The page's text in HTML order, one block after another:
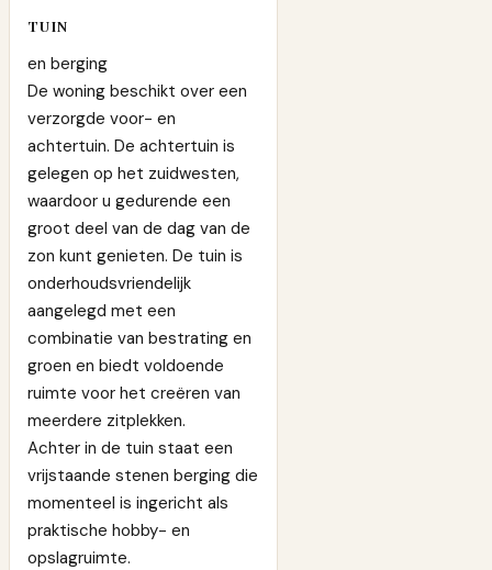
TUIN
en berging
De woning beschikt over een
verzorgde voor- en
achtertuin. De achtertuin is
gelegen op het zuidwesten,
waardoor u gedurende een
groot deel van de dag van de
zon kunt genieten. De tuin is
onderhoudsvriendelijk
aangelegd met een
combinatie van bestrating en
groen en biedt voldoende
ruimte voor het creëren van
meerdere zitplekken.
Achter in de tuin staat een
vrijstaande stenen berging die
momenteel is ingericht als
praktische hobby- en
opslagruimte.